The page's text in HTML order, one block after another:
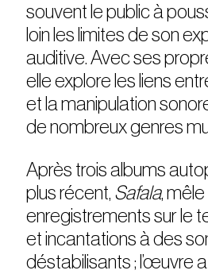
souvent le public à
loin les limites de son
auditive. Avec ses
elle explore les liens
et la manipulation
de nombreux genres
Après trois albums
plus récent, Safala, mêle
enregistrements sur le
et incantations à des
déstabilisants ; l’œuvre a